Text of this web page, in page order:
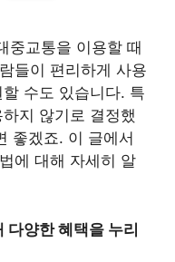
중교통을 이용할 때
들이 편리하게 사용
수도 있습니다. 특
지 않기로 결정했
좋겠죠. 이 글에서
에 대해 자세히 알
다양한 혜택을 누리